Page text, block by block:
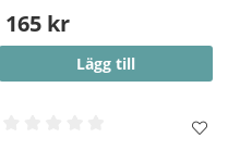
165 kr
Lägg till